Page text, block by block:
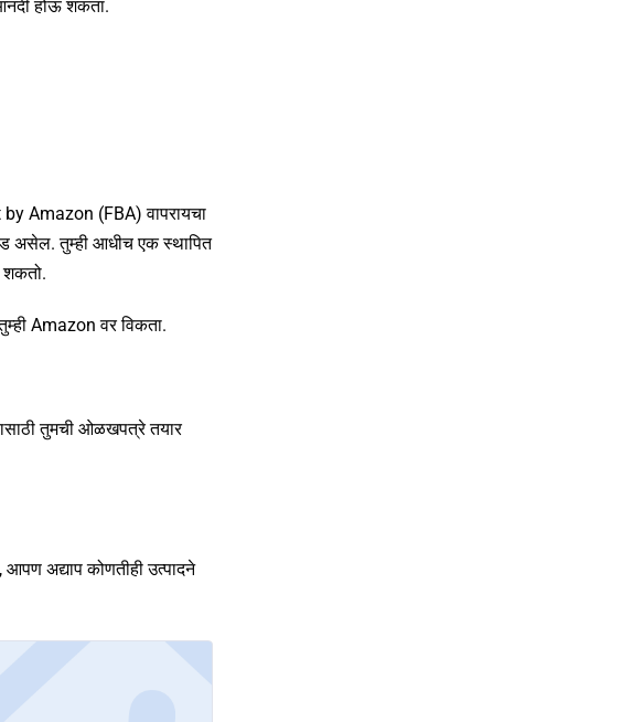
होऊ शकता.
by Amazon (FBA) वापरायचा
असेल. तुम्ही आधीच एक स्थापित
शकतो.
Amazon वर विकता.
तुमची ओळखपत्रे तयार
अद्याप कोणतीही उत्पादने